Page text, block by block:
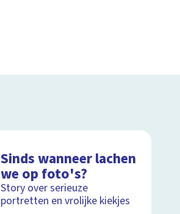
Sinds wanneer lachen
we op foto's?
Story over serieuze
portretten en vrolijke kiekjes